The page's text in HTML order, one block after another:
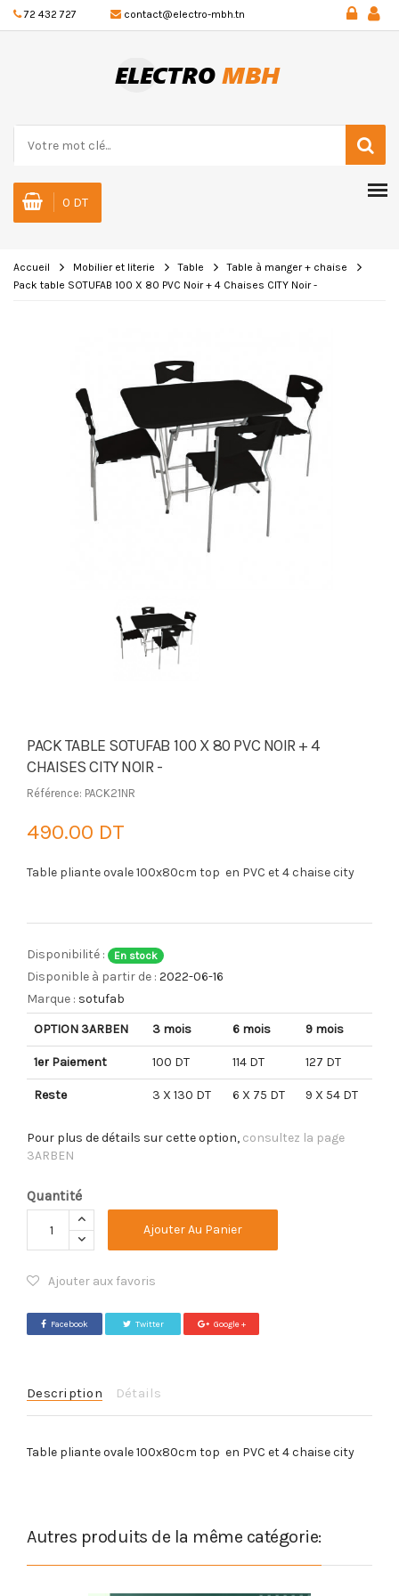
72 432 727 contact@electro-mbh.tn
0 DT
Accueil Mobilier et literie Table
Table à manger + chaise
Pack table SOTUFAB 100 X 80 PVC Noir + 4 Chaises CITY Noir -
PACK TABLE SOTUFAB 100 X 80 PVC NOIR + 4
CHAISES CITY NOIR -
Référence: PACK21NR
490.00 DT
Table pliante ovale 100x80cm top en PVC et 4 chaise city
Disponibilité : En stock
Disponible à partir de : 2022-06-16
Marque : sotufab
OPTION 3ARBEN
3 mois 6 mois 9 mois
1er Paiement 100 DT 114 DT 127 DT
Reste 3 X 130 DT 6 X 75 DT 9 X 54 DT
Pour plus de détails sur cette option, consultez la page
3ARBEN
Quantité
Ajouter Au Panier
Ajouter aux favoris
Facebook Twitter Google +
Description Détails
Table pliante ovale 100x80cm top en PVC et 4 chaise city
Autres produits de la même catégorie: